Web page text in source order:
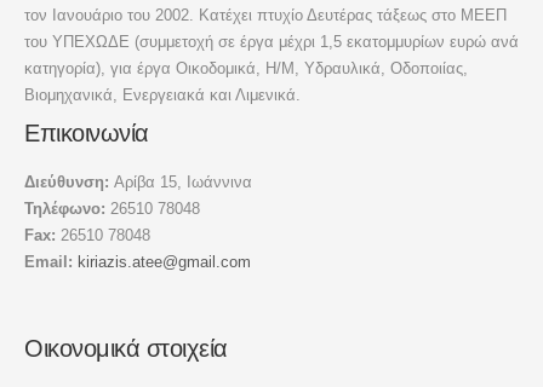
τον Ιανουάριο του 2002. Κατέχει πτυχίο Δευτέρας τάξεως στο ΜΕΕΠ
του ΥΠΕΧΩΔΕ (συμμετοχή σε έργα μέχρι 1,5 εκατομμυρίων ευρώ ανά
κατηγορία), για έργα Οικοδομικά, Η/Μ, Υδραυλικά, Οδοποιίας,
Βιομηχανικά, Ενεργειακά και Λιμενικά.
Επικοινωνία
Διεύθυνση: Αρίβα 15, Ιωάννινα
Τηλέφωνο: 26510 78048
Fax: 26510 78048
Email: kiriazis.atee@gmail.com
Οικονομικά στοιχεία